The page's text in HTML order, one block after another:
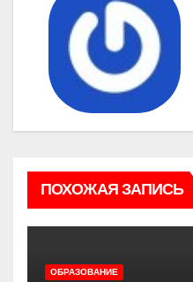
ПОХОЖАЯ ЗАПИСЬ
ОБРАЗОВАНИЕ